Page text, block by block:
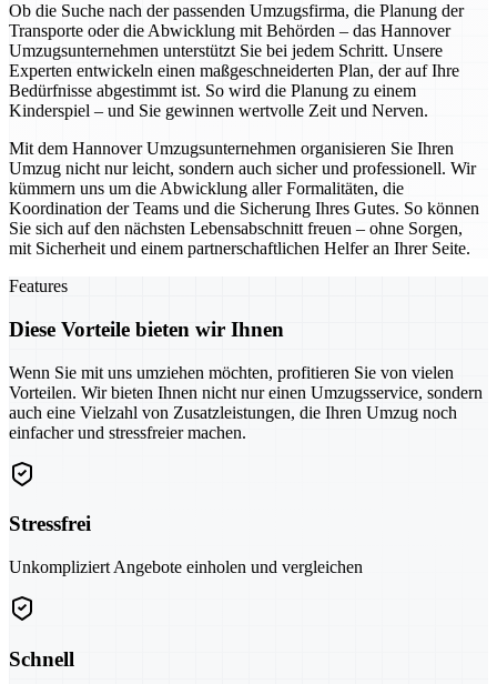
Ob die Suche nach der passenden Umzugsfirma, die Planung der
Transporte oder die Abwicklung mit Behörden – das Hannover
Umzugsunternehmen unterstützt Sie bei jedem Schritt. Unsere
Experten entwickeln einen maßgeschneiderten Plan, der auf Ihre
Bedürfnisse abgestimmt ist. So wird die Planung zu einem
Kinderspiel – und Sie gewinnen wertvolle Zeit und Nerven.
Mit dem Hannover Umzugsunternehmen organisieren Sie Ihren
Umzug nicht nur leicht, sondern auch sicher und professionell. Wir
kümmern uns um die Abwicklung aller Formalitäten, die
Koordination der Teams und die Sicherung Ihres Gutes. So können
Sie sich auf den nächsten Lebensabschnitt freuen – ohne Sorgen,
mit Sicherheit und einem partnerschaftlichen Helfer an Ihrer Seite.
Features
Diese Vorteile bieten wir Ihnen
Wenn Sie mit uns umziehen möchten, profitieren Sie von vielen
Vorteilen. Wir bieten Ihnen nicht nur einen Umzugsservice, sondern
auch eine Vielzahl von Zusatzleistungen, die Ihren Umzug noch
einfacher und stressfreier machen.
Stressfrei
Unkompliziert Angebote einholen und vergleichen
Schnell